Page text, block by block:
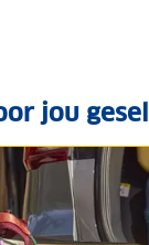
jou